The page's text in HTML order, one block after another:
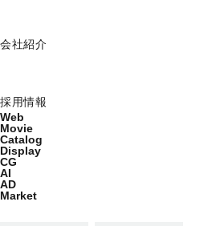
会社紹介
採用情報
Web
Movie
Catalog
Display
CG
AI
AD
Market
カタログ・パンフレ
旅行・イベント・ブライダルのカタ
最新デザイン制作実績を公開していま